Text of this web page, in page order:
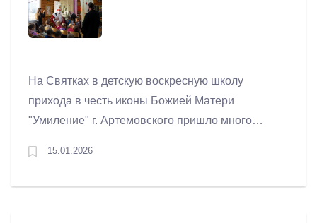
На Святках в детскую воскресную школу
прихода в честь иконы Божией Матери
"Умиление" г. Артемовского пришло много
близлежащих детских садов МБДОУ №23 и
15.01.2026